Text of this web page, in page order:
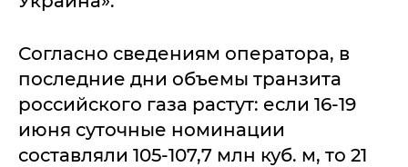
Согласно сведениям оператора, в
последние дни объемы транзита
российского газа растут: если 16-19
июня суточные номинации
составляли 105-107,7 млн куб. м, то 21